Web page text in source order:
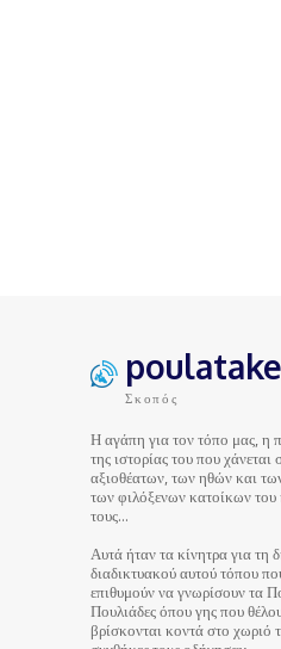
Σκοπός
Η αγάπη για τον τόπο μας, η
της ιστορίας του που
αξιοθέατων, των ηθών και
των φιλόξενων κατοίκων
τους…
Αυτά ήταν τα κίνητρα για τη
διαδικτυακού αυτού τόπου
επιθυμούν να γνωρίσουν τα
Πουλιάδες όπου γης που
βρίσκονται κοντά στο χωριό